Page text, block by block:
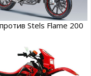
Stels Flame 200